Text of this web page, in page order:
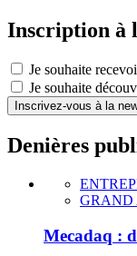
Inscription à
Je souhaite
Je souhaite
Inscrivez-vous à la
Denières
GRAND
Mecadaq :